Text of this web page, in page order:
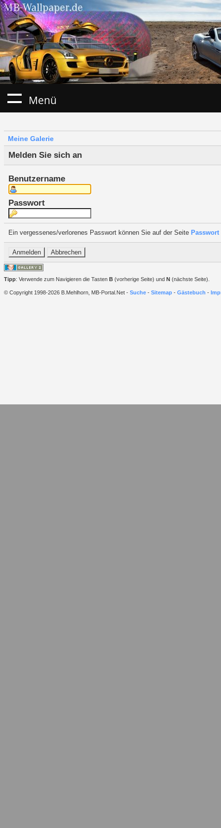
Menü
Meine Galerie
Melden Sie sich an
Benutzername
Passwort
Ein vergessenes/verlorenes Passwort können Sie auf der Seite
Tipp: Verwende zum Navigieren die Tasten B (vorherige Seite) und N (nächste Seite).
© Copyright 1998-2026 B.Mehlhorn, MB-Portal.Net - Suche - Sitemap - Gästebuch -